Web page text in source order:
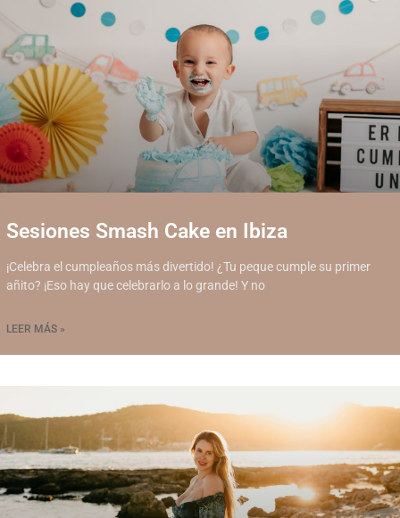
Sesiones Smash Cake en Ibiza
¡Celebra el cumpleaños más divertido! ¿Tu peque cumple su primer
añito? ¡Eso hay que celebrarlo a lo grande! Y no
LEER MÁS »